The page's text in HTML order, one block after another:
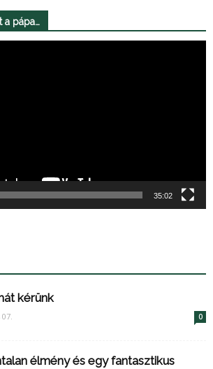
a pápa…
35:02
kérünk
0
élmény és egy fantasztikus